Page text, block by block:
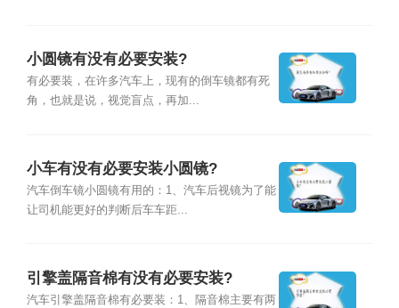
小圆镜有没有必要安装?
有必要装，在许多汽车上，现有的倒车镜都有死
角，也就是说，视觉盲点，再加...
小车有没有必要安装小圆镜?
汽车倒车镜小圆镜有用的：1、汽车后视镜为了能
让司机能更好的判断后车车距...
引擎盖隔音棉有没有必要安装?
汽车引擎盖隔音棉有必要装：1、隔音棉主要有两